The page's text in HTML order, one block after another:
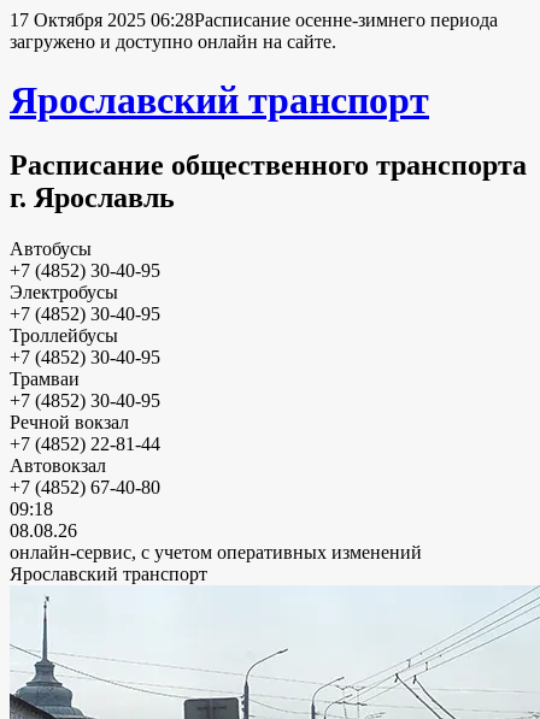
17 Октября 2025 06:28Расписание осенне-зимнего периода
загружено и доступно онлайн на сайте.
Ярославский транспорт
Расписание общественного транспорта
г. Ярославль
Автобусы
+7 (4852) 30-40-95
Электробусы
+7 (4852) 30-40-95
Троллейбусы
+7 (4852) 30-40-95
Трамваи
+7 (4852) 30-40-95
Речной вокзал
+7 (4852) 22-81-44
Автовокзал
+7 (4852) 67-40-80
09:18
08.08.26
онлайн-сервис, с учетом оперативных изменений
Ярославский транспорт